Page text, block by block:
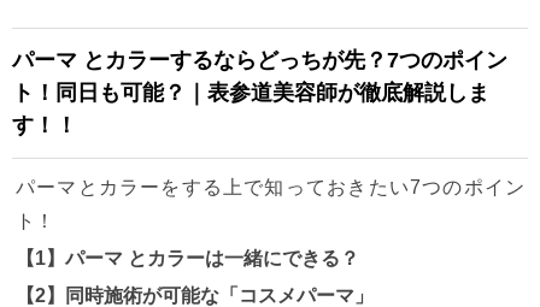
パーマ とカラーするならどっちが先？7つのポイン
ト！同日も可能？｜表参道美容師が徹底解説しま
す！！
パーマとカラーをする上で知っておきたい7つのポイン
ト！
【1】パーマ とカラーは一緒にできる？
【2】同時施術が可能な「コスメパーマ」